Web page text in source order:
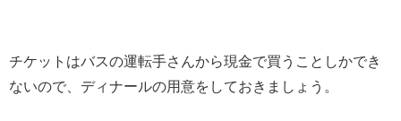
チケットはバスの運転手さんから現金で買うことしかでき
ないので、ディナールの用意をしておきましょう。